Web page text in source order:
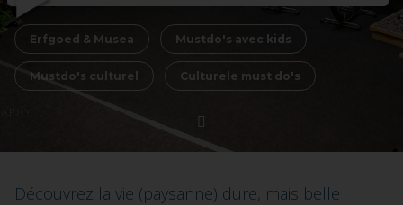
Erfgoed & Musea Mustdo's avec kids
Mustdo's culturel Culturele must do's
Découvrez la vie (paysanne) dure, mais belle